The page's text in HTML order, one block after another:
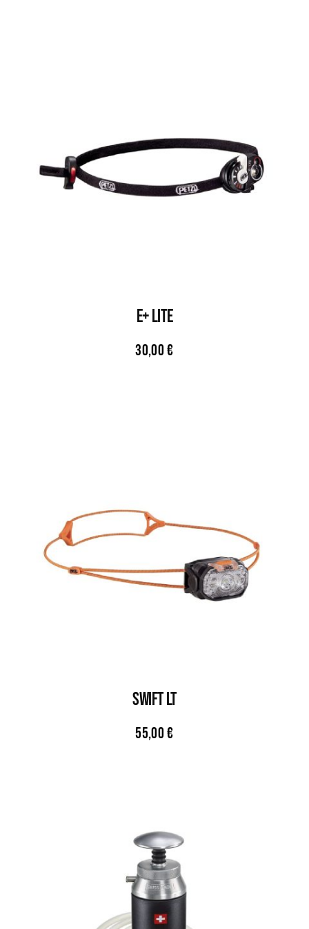
E+ LITE
30,00€
SWIFT LT
55,00€